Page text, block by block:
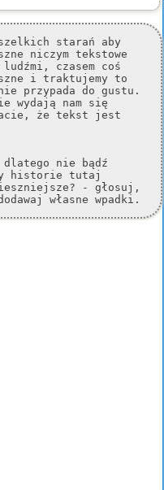
starań aby
niczym tekstowe
czasem coś
i traktujemy to
przypada do gustu.
wydają nam się
że tekst jest
nie bądź
historie tutaj
- głosuj,
własne wpadki.